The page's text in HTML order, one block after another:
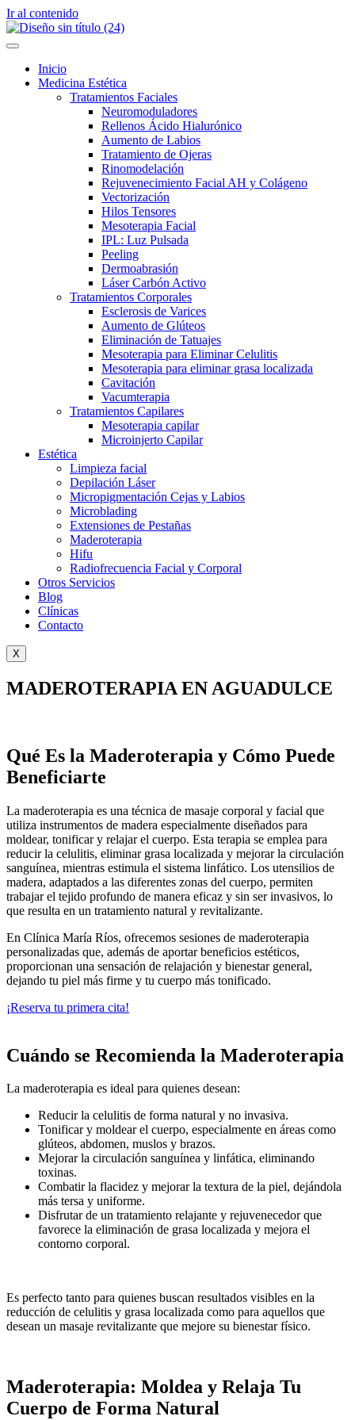
Ir al contenido
Inicio
Medicina Estética
Tratamientos Faciales
Neuromoduladores
Rellenos Ácido Hialurónico
Aumento de Labios
Tratamiento de Ojeras
Rinomodelación
Rejuvenecimiento Facial AH y Colágeno
Vectorización
Hilos Tensores
Mesoterapia Facial
IPL: Luz Pulsada
Peeling
Dermoabrasión
Láser Carbón Activo
Tratamientos Corporales
Esclerosis de Varices
Aumento de Glúteos
Eliminación de Tatuajes
Mesoterapia para Eliminar Celulitis
Mesoterapia para eliminar grasa localizada
Cavitación
Vacumterapia
Tratamientos Capilares
Mesoterapia capilar
Microinjerto Capilar
Estética
Limpieza facial
Depilación Láser
Micropigmentación Cejas y Labios
Microblading
Extensiones de Pestañas
Maderoterapia
Hifu
Radiofrecuencia Facial y Corporal
Otros Servicios
Blog
Clínicas
Contacto
X
MADEROTERAPIA EN AGUADULCE
Qué Es la Maderoterapia y Cómo Puede
Beneficiarte
La maderoterapia es una técnica de masaje corporal y facial que
utiliza instrumentos de madera especialmente diseñados para
moldear, tonificar y relajar el cuerpo. Esta terapia se emplea para
reducir la celulitis, eliminar grasa localizada y mejorar la circulación
sanguínea, mientras estimula el sistema linfático. Los utensilios de
madera, adaptados a las diferentes zonas del cuerpo, permiten
trabajar el tejido profundo de manera eficaz y sin ser invasivos, lo
que resulta en un tratamiento natural y revitalizante.
En Clínica María Ríos, ofrecemos sesiones de maderoterapia
personalizadas que, además de aportar beneficios estéticos,
proporcionan una sensación de relajación y bienestar general,
dejando tu piel más firme y tu cuerpo más tonificado.
¡Reserva tu primera cita!
Cuándo se Recomienda la Maderoterapia
La maderoterapia es ideal para quienes desean:
Reducir la celulitis de forma natural y no invasiva.
Tonificar y moldear el cuerpo, especialmente en áreas como
glúteos, abdomen, muslos y brazos.
Mejorar la circulación sanguínea y linfática, eliminando
toxinas.
Combatir la flacidez y mejorar la textura de la piel, dejándola
más tersa y uniforme.
Disfrutar de un tratamiento relajante y rejuvenecedor que
favorece la eliminación de grasa localizada y mejora el
contorno corporal.
Es perfecto tanto para quienes buscan resultados visibles en la
reducción de celulitis y grasa localizada como para aquellos que
desean un masaje revitalizante que mejore su bienestar físico.
Maderoterapia: Moldea y Relaja Tu
Cuerpo de Forma Natural